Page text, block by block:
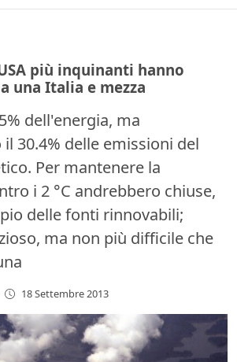
più inquinanti hanno
una Italia e mezza
dell'energia, ma
30.4% delle emissioni del
Per mantenere la
i 2 °C andrebbero chiuse,
delle fonti rinnovabili;
ma non più difficile che
18 Settembre 2013